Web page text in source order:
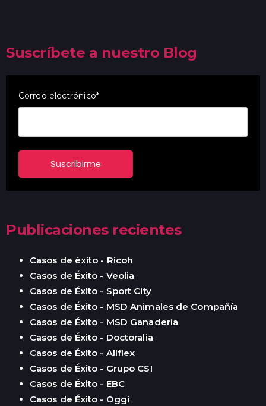
Suscríbete a nuestro Blog
Correo electrónico*
Publicaciones recientes
Casos de éxito - Ricoh
Casos de Éxito - Veolia
Casos de Éxito - Sport City
Casos de Éxito - MSD Animales de Compañía
Casos de Éxito - MSD Ganadería
Casos de Éxito - Doctoralia
Casos de Éxito - Allflex
Casos de Éxito - Grupo CSI
Casos de Éxito - EBC
Casos de Éxito - Oggi